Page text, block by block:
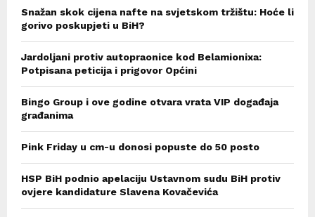
Snažan skok cijena nafte na svjetskom tržištu: Hoće li
gorivo poskupjeti u BiH?
Jardoljani protiv autopraonice kod Belamionixa:
Potpisana peticija i prigovor Općini
Bingo Group i ove godine otvara vrata VIP događaja
građanima
Pink Friday u cm-u donosi popuste do 50 posto
HSP BiH podnio apelaciju Ustavnom sudu BiH protiv
ovjere kandidature Slavena Kovačevića